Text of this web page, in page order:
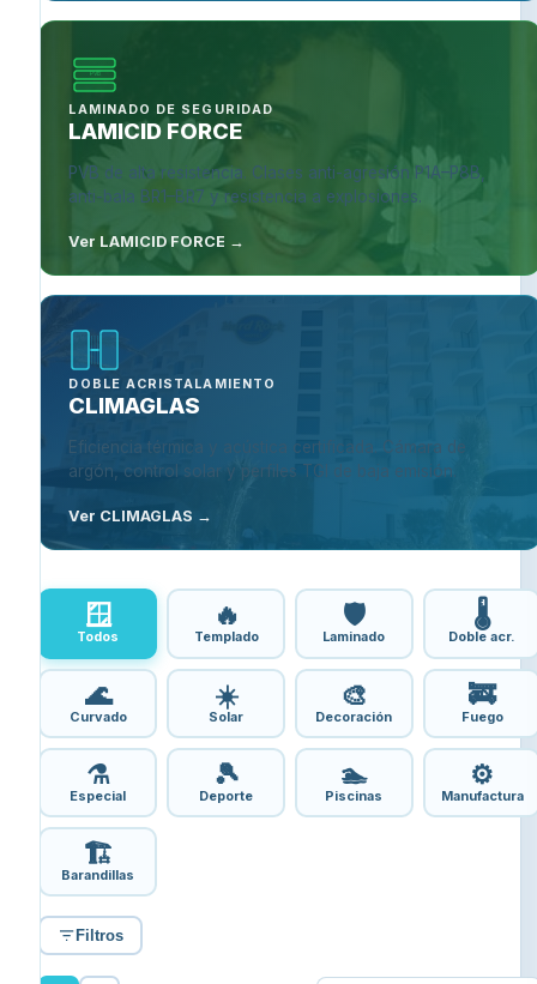
PVB
LAMINADO DE SEGURIDAD
LAMICID FORCE
PVB de alta resistencia. Clases anti-agresión P1A–P8B,
anti-bala BR1–BR7 y resistencia a explosiones.
Ver LAMICID FORCE →
DOBLE ACRISTALAMIENTO
CLIMAGLAS
Eficiencia térmica y acústica certificada. Cámara de
argón, control solar y perfiles TGI de baja emisión.
Ver CLIMAGLAS →
🪟
Todos
🔥
Templado
🛡️
Laminado
🌡️
Doble acr.
🌊
Curvado
☀️
Solar
🎨
Decoración
🚒
Fuego
⚗️
Especial
🎾
Deporte
🏊
Piscinas
⚙️
Manufactura
🏗️
Barandillas
Filtros